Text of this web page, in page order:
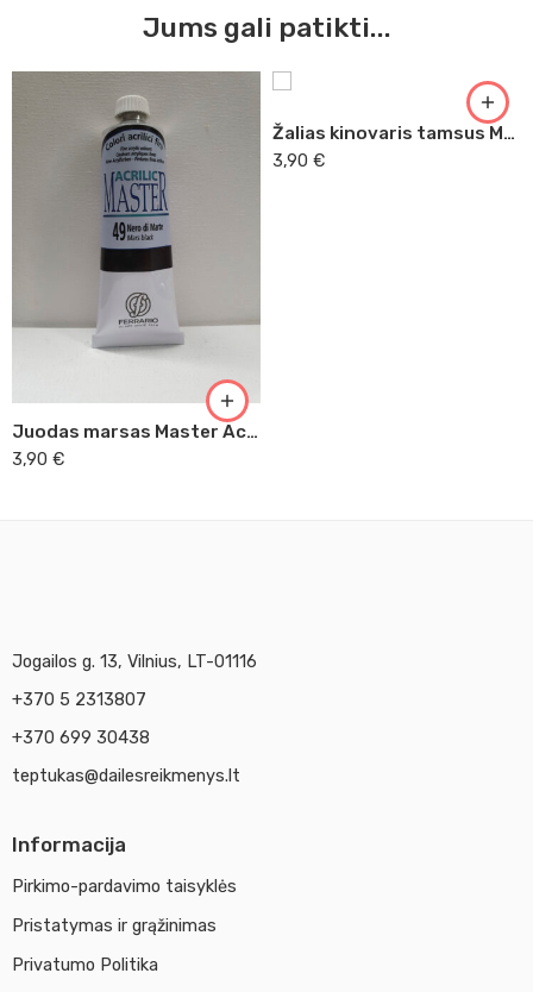
Jums gali patikti...
Juodas marsas Master Acrilic, 60ml (49)
3,90 €
Žalias kinovaris tamsus Master Acrilic, 60ml (31)
3,90 €
Jogailos g. 13, Vilnius, LT-01116
+370 5 2313807
+370 699 30438
teptukas@dailesreikmenys.lt
Informacija
Pirkimo-pardavimo taisyklės
Pristatymas ir grąžinimas
Privatumo Politika